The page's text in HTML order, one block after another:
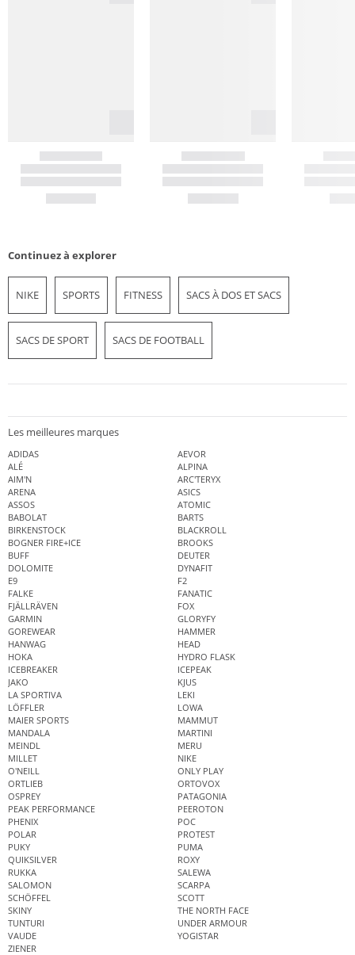
Continuez à explorer
NIKE SPORTS FITNESS SACS À DOS ET SACS
SACS DE SPORT SACS DE FOOTBALL
Les meilleures marques
ADIDAS
AEVOR
ALÉ
ALPINA
AIM'N
ARC'TERYX
ARENA
ASICS
ASSOS
ATOMIC
BABOLAT
BARTS
BIRKENSTOCK
BLACKROLL
BOGNER FIRE+ICE
BROOKS
BUFF
DEUTER
DOLOMITE
DYNAFIT
E9
F2
FALKE
FANATIC
FJÄLLRÄVEN
FOX
GARMIN
GLORYFY
GOREWEAR
HAMMER
HANWAG
HEAD
HOKA
HYDRO FLASK
ICEBREAKER
ICEPEAK
JAKO
KJUS
LA SPORTIVA
LEKI
LÖFFLER
LOWA
MAIER SPORTS
MAMMUT
MANDALA
MARTINI
MEINDL
MERU
MILLET
NIKE
O'NEILL
ONLY PLAY
ORTLIEB
ORTOVOX
OSPREY
PATAGONIA
PEAK PERFORMANCE
PEEROTON
PHENIX
POC
POLAR
PROTEST
PUKY
PUMA
QUIKSILVER
ROXY
RUKKA
SALEWA
SALOMON
SCARPA
SCHÖFFEL
SCOTT
SKINY
THE NORTH FACE
TUNTURI
UNDER ARMOUR
VAUDE
YOGISTAR
ZIENER